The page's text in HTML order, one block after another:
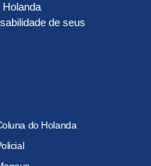
Holanda
de seus
do Holanda